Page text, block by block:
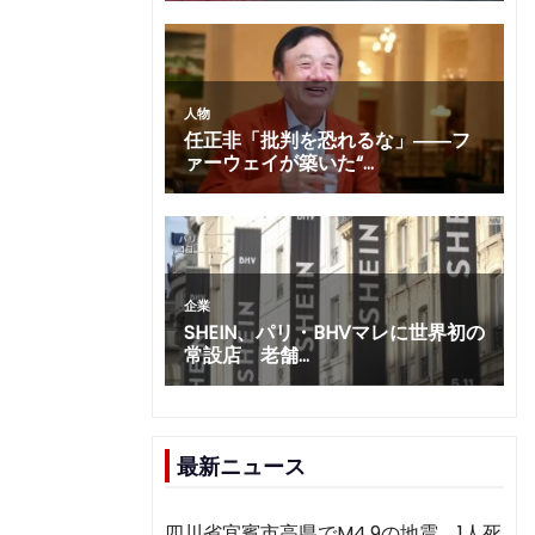
最新ニュース